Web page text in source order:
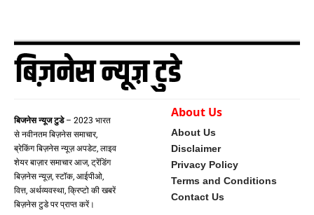
बिजनेस न्यूज टुडे– 2023 भारत
से नवीनतम बिज़नेस समाचार,
ब्रेकिंग बिज़नेस न्यूज़ अपडेट, लाइव
शेयर बाज़ार समाचार आज, ट्रेंडिंग
बिज़नेस न्यूज़, स्टॉक, आईपीओ,
वित्त, अर्थव्यवस्था, क्रिप्टो की खबरें
बिज़नेस टुडे पर प्राप्त करें।
About Us
About Us
Disclaimer
Privacy Policy
Terms and Conditions
Contact Us